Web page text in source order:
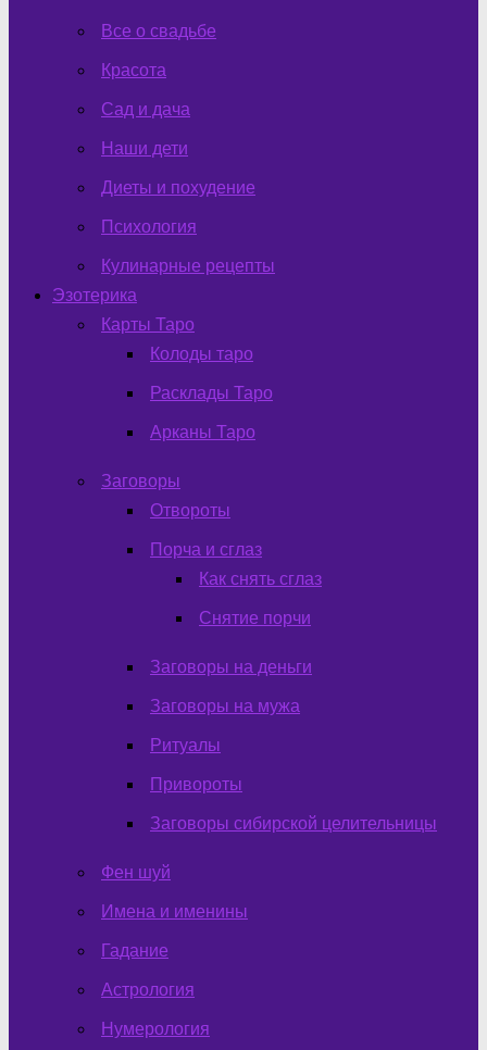
Все о свадьбе
Красота
Сад и дача
Наши дети
Диеты и похудение
Психология
Кулинарные рецепты
Эзотерика
Карты Таро
Колоды таро
Расклады Таро
Арканы Таро
Заговоры
Отвороты
Порча и сглаз
Как снять сглаз
Снятие порчи
Заговоры на деньги
Заговоры на мужа
Ритуалы
Привороты
Заговоры сибирской целительницы
Фен шуй
Имена и именины
Гадание
Астрология
Нумерология